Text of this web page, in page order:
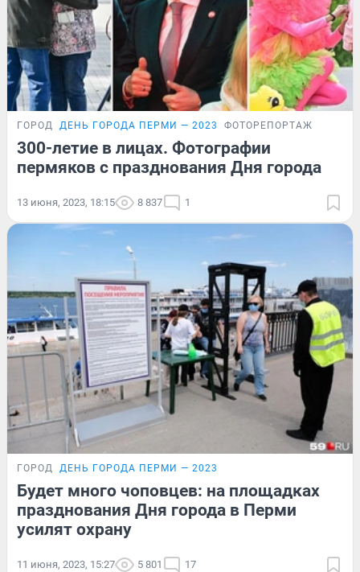
ГОРОД ДЕНЬ ГОРОДА ПЕРМИ — 2023 ФОТОРЕПОРТАЖ
300-летие в лицах. Фотографии
пермяков с празднования Дня города
13 июня, 2023, 18:15 8 837 1
ГОРОД ДЕНЬ ГОРОДА ПЕРМИ — 2023
Будет много чоповцев: на площадках
празднования Дня города в Перми
усилят охрану
11 июня, 2023, 15:27 5 801 17